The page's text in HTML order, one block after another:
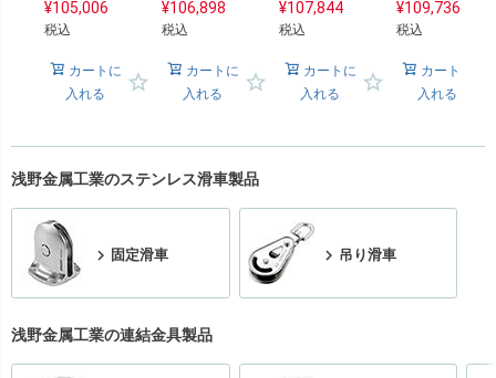
¥105,006
税込
カートに
入れる
¥106,898
税込
カートに
入れる
¥107,844
税込
カートに
入れる
¥109,736
税込
カートに
入れる
浅野金属工業のステンレス滑車製品
固定滑車 吊り滑車
浅野金属工業の連結金具製品